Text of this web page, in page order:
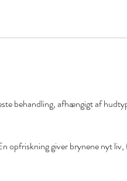
behandling, afhængigt af
opfriskning giver brynene nyt